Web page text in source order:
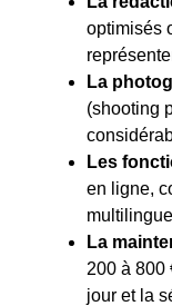
optimisés
La
(shooting
Les
en ligne,
La
200 à 800
jour et la